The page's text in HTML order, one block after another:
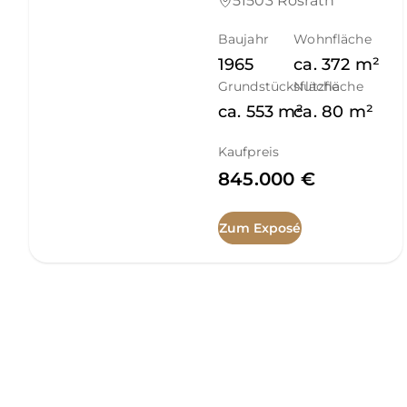
Baujahr
1965
Wohnfläche
ca. 372 m²
Grundstücksfläche
ca. 553 m²
Nutzfläche
ca. 80 m²
Kaufpreis
845.000 €
Zum Exposé